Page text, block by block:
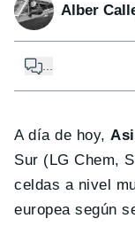
Alber
A día de hoy,
Sur (LG Chem,
celdas a nivel
europea según